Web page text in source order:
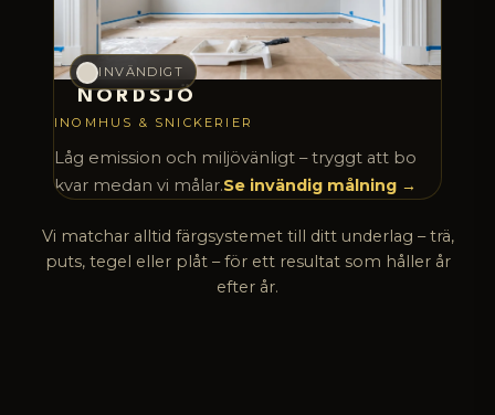
INVÄNDIGT
NORDSJÖ
INOMHUS & SNICKERIER
Låg emission och miljövänligt – tryggt att bo
kvar medan vi målar.Se invändig målning
Vi matchar alltid färgsystemet till ditt underlag – trä,
puts, tegel eller plåt – för ett resultat som håller år
efter år.